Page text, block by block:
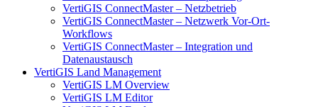
VertiGIS ConnectMaster – Netzbetrieb
VertiGIS ConnectMaster – Netzwerk Vor-Ort-
Workflows
VertiGIS ConnectMaster – Integration und
Datenaustausch
VertiGIS Land Management
VertiGIS LM Overview
VertiGIS LM Editor